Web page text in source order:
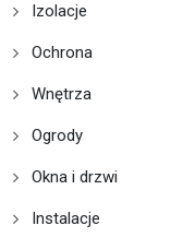
Izolacje
Ochrona
Wnętrza
Ogrody
Okna i drzwi
Instalacje